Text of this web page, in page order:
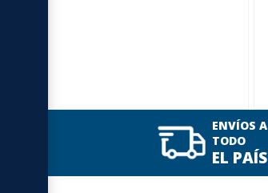
ENVÍOS A
TODO
EL PAÍS